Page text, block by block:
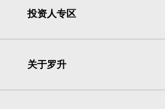
投资人专区
关于罗升